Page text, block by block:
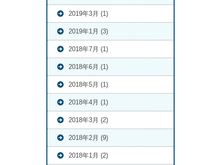
2019年3月 (1)
2019年1月 (3)
2018年7月 (1)
2018年6月 (1)
2018年5月 (1)
2018年4月 (1)
2018年3月 (2)
2018年2月 (9)
2018年1月 (2)